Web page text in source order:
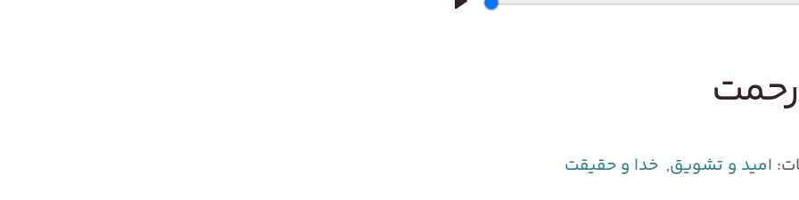
Play
امید و تشویق,خدا و حقیقت